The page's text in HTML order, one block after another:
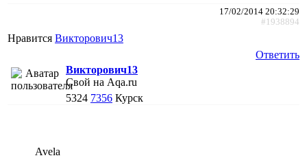
17/02/2014 20:32:29
#1938894
Нравится Викторович13
Ответить
Викторович13
Свой на Aqa.ru
5324 7356 Курск
Avela